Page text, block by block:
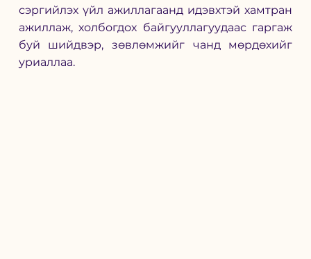
сэргийлэх үйл ажиллагаанд идэвхтэй хамтран
ажиллаж, холбогдох байгууллагуудаас гаргаж
буй шийдвэр, зөвлөмжийг чанд мөрдөхийг
уриаллаа.